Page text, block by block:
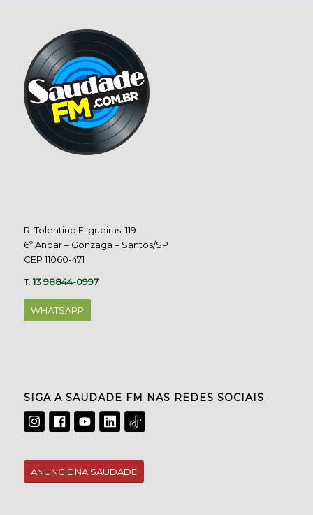
R. Tolentino Filgueiras, 119
6º Andar – Gonzaga – Santos/SP
CEP 11060-471
T.13 98844-0997
WHATSAPP
SIGA A SAUDADE FM NAS REDES SOCIAIS
ANUNCIE NA SAUDADE